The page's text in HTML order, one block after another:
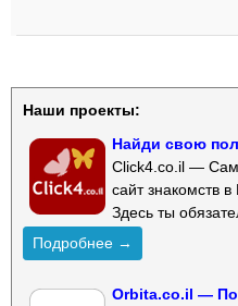
Наши проекты:
Найди свою
Click4.co.il —
сайт знакомств
Здесь ты
Подробнее →
Orbita.co.il —